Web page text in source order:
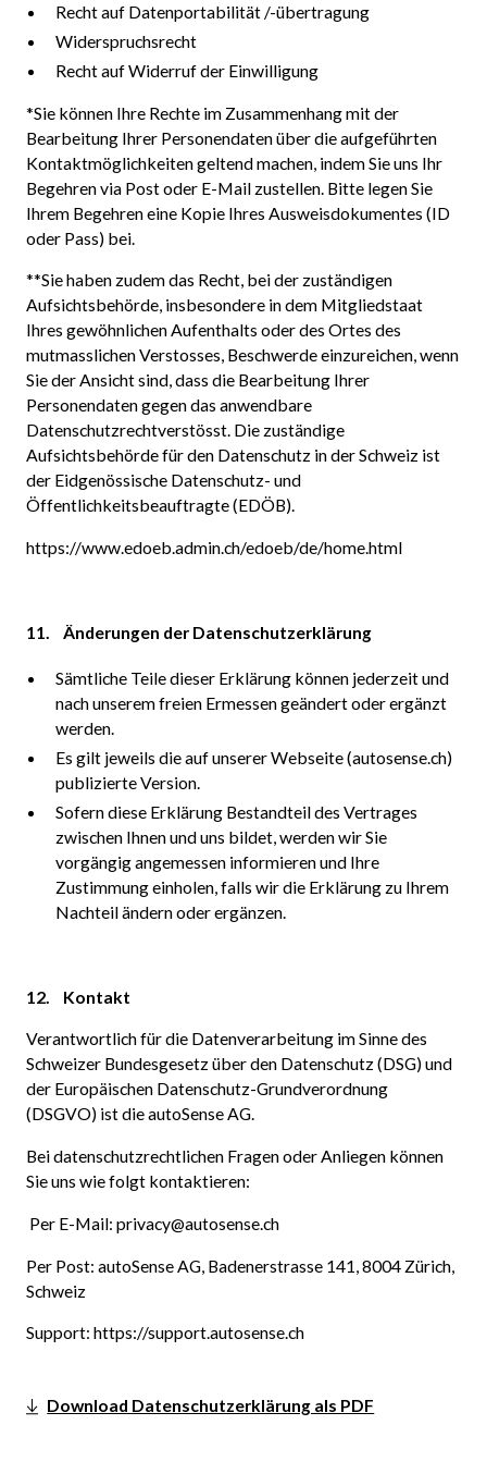
Recht auf Datenportabilität /-übertragung
Widerspruchsrecht
Recht auf Widerruf der Einwilligung
*Sie können Ihre Rechte im Zusammenhang mit der
Bearbeitung Ihrer Personendaten über die aufgeführten
Kontaktmöglichkeiten geltend machen, indem Sie uns Ihr
Begehren via Post oder E-Mail zustellen. Bitte legen Sie
Ihrem Begehren eine Kopie Ihres Ausweisdokumentes (ID
oder Pass) bei.
**Sie haben zudem das Recht, bei der zuständigen
Aufsichtsbehörde, insbesondere in dem Mitgliedstaat
Ihres gewöhnlichen Aufenthalts oder des Ortes des
mutmasslichen Verstosses, Beschwerde einzureichen, wenn
Sie der Ansicht sind, dass die Bearbeitung Ihrer
Personendaten gegen das anwendbare
Datenschutzrechtverstösst. Die zuständige
Aufsichtsbehörde für den Datenschutz in der Schweiz ist
der Eidgenössische Datenschutz- und
Öffentlichkeitsbeauftragte (EDÖB).
https://www.edoeb.admin.ch/edoeb/de/home.html
11. Änderungen der Datenschutzerklärung
Sämtliche Teile dieser Erklärung können jederzeit und
nach unserem freien Ermessen geändert oder ergänzt
werden.
Es gilt jeweils die auf unserer Webseite (autosense.ch)
publizierte Version.
Sofern diese Erklärung Bestandteil des Vertrages
zwischen Ihnen und uns bildet, werden wir Sie
vorgängig angemessen informieren und Ihre
Zustimmung einholen, falls wir die Erklärung zu Ihrem
Nachteil ändern oder ergänzen.
12. Kontakt
Verantwortlich für die Datenverarbeitung im Sinne des
Schweizer Bundesgesetz über den Datenschutz (DSG) und
der Europäischen Datenschutz-Grundverordnung
(DSGVO) ist die autoSense AG.
Bei datenschutzrechtlichen Fragen oder Anliegen können
Sie uns wie folgt kontaktieren:
Per E-Mail: privacy@autosense.ch
Per Post: autoSense AG, Badenerstrasse 141, 8004 Zürich,
Schweiz
Support: https://support.autosense.ch
Download Datenschutzerklärung als PDF